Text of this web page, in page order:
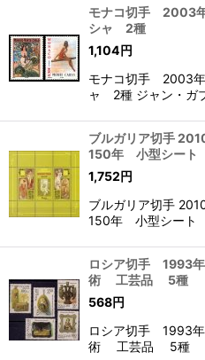
モナコ切手 2003
シャ 2種
1,104円
モナコ切手 2003
ャ 2種 ジャン・ガ
ブルガリア切手
150年 小型シート
1,752円
ブルガリア切手
150年 小型シート
ロシア切手 1993
術 工芸品 5種
568円
ロシア切手 1993
術 工芸品 5種